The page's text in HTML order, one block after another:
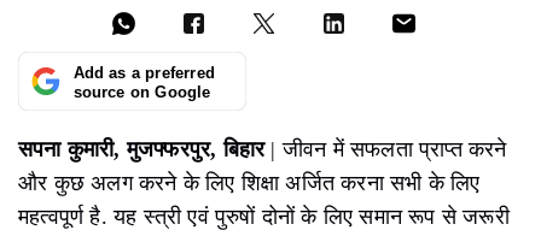
Add as a preferred
source on Google
सपना कुमारी, मुजफ्फरपुर, बिहार| जीवन में सफलता प्राप्त करने
और कुछ अलग करने के लिए शिक्षा अर्जित करना सभी के लिए
महत्वपूर्ण है. यह स्त्री एवं पुरुषों दोनों के लिए समान रूप से जरूरी